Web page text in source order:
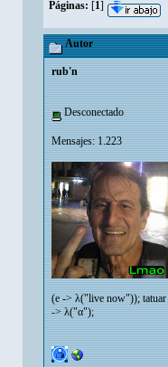
Páginas: [1]
Autor
rub'n
Desconectado
Mensajes: 1.223
(e -> λ("live now")); tatuar
-> λ("α");